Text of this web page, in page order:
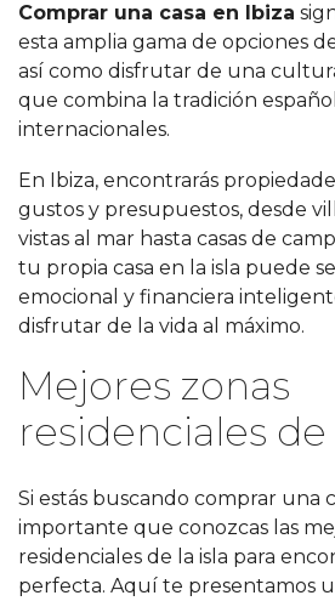
Comprar una casa en Ibiza
esta amplia gama de opciones
así como disfrutar de una
que combina la tradición
internacionales.
En Ibiza, encontrarás
gustos y presupuestos, desde
vistas al mar hasta casas de
tu propia casa en la isla puede
emocional y financiera
disfrutar de la vida al máximo.
Mejores zonas
residenciales de
Si estás buscando comprar una
importante que conozcas las
residenciales de la isla para
perfecta. Aquí te presentamos